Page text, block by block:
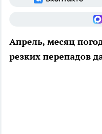
Апрель, месяц
резких перепадов